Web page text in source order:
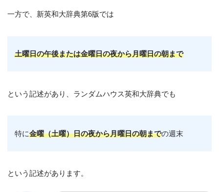
一方で、新英和大辞典第6版では
土曜日の午後または金曜日の夜から月曜日の朝まで
という記述があり、ランダムハウス英和大辞典でも
特に金曜（土曜）日の夜から月曜日の朝までの週末
という記述があります。